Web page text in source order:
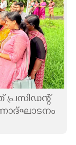
പ്രസിഡന്റ്